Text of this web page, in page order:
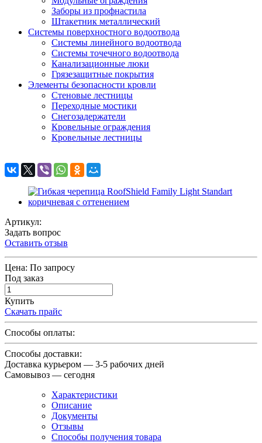
Заборы из профнастила
Штакетник металлический
Системы поверхностного водоотвода
Системы линейного водоотвода
Системы точечного водоотвода
Канализационные люки
Грязезащитные покрытия
Элементы безопасности кровли
Стеновые лестницы
Переходные мостики
Снегозадержатели
Кровельные ограждения
Кровельные лестницы
Артикул:
Задать вопрос
Оставить отзыв
Цена: По запросу
Под заказ
Купить
Скачать прайс
Способы оплаты:
Способы доставки:
Доставка курьером — 3-5 рабочих дней
Самовывоз — сегодня
Характеристики
Описание
Документы
Отзывы
Способы получения товара